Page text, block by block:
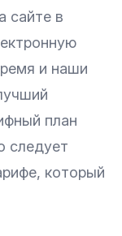
сайте в
и наши
план
следует
который